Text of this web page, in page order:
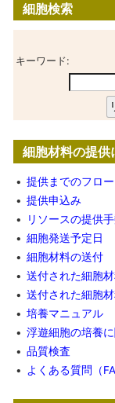
細胞検索
キーワード:
細胞材料の提供
• 提供までのフロー
• 提供申込み
•
リソースの提供
• 細胞発送予定日
• 細胞材料の送付
• 送付された細胞
• 送付された細胞
• 培養マニュアル
• 浮遊細胞の培養
• 品質検査
•
よくある質問（